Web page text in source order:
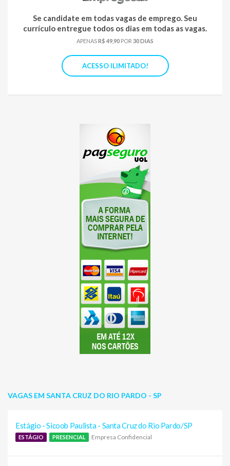
Se candidate em todas vagas de emprego. Seu
currículo entregue todos os dias em todas as vagas.
APENASR$ 49,90 POR 30 DIAS
ACESSO ILIMITADO!
VAGAS EM SANTA CRUZ DO RIO PARDO - SP
Estágio - Sicoob Paulista - Santa Cruz do Rio Pardo/SP
ESTÁGIO PRESENCIAL Empresa Confidencial